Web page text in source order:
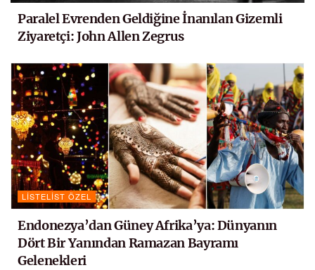
Paralel Evrenden Geldiğine İnanılan Gizemli
Ziyaretçi: John Allen Zegrus
LISTELIST ÖZEL
Endonezya’dan Güney Afrika’ya: Dünyanın
Dört Bir Yanından Ramazan Bayramı
Gelenekleri